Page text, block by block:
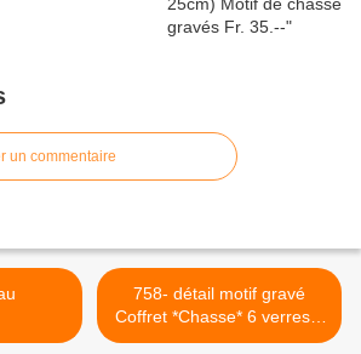
un commentaire
758- détail motif gravé
Coffret *Chasse* 6 verres +
bouteille Frs. 130.00 ( sur